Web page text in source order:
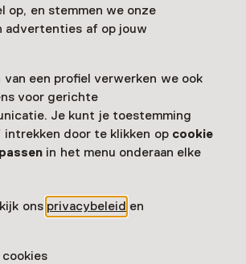
op, en stemmen we onze
advertenties af op jouw
van een profiel verwerken we ook
voor gerichte
Je kunt je toestemming
door te klikken op cookie
in het menu onderaan elke
ons privacybeleid en
de museumsite
in Kasteel